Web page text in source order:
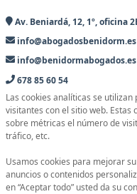
Av. Beniardá, 12, 1º, oficina
info@abogadosbenidorm.es
info@benidormabogados.es
678 85 60 54
Las cookies analíticas se
visitantes con el sitio web.
sobre métricas el número de
tráfico, etc.
Usamos cookies para mejorar
anuncios o contenidos
en “Aceptar todo” usted da su